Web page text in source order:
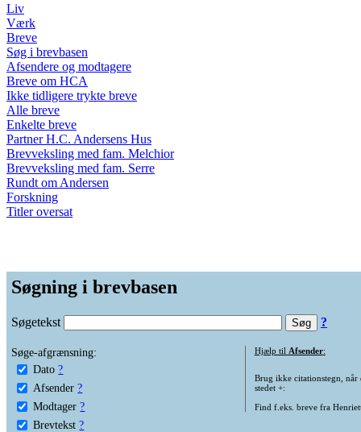
Liv
Værk
Breve
Søg i brevbasen
Afsendere og modtagere
Breve om HCA
Ikke tidligere trykte breve
Alle breve
Enkelte breve
Partner H.C. Andersens Hus
Brevveksling med fam. Melchior
Brevveksling med fam. Serre
Rundt om Andersen
Forskning
Titler oversat
Søgning i brevbasen
Søgetekst ?
Søge-afgrænsning:
Dato ?
Afsender ?
Modtager ?
Brevtekst ?
Hjælp til Afsender:
Brug ikke citationstegn, når
stedet +:
Find f.eks. breve fra